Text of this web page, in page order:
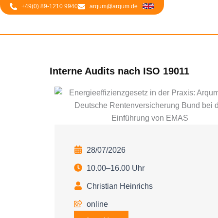
springen
Zum
+49(0) 89-1210 9940 arqum@arqum.de
Interne Audits nach ISO 19011
28/07/2026
10.00–16.00 Uhr
Christian Heinrichs
online